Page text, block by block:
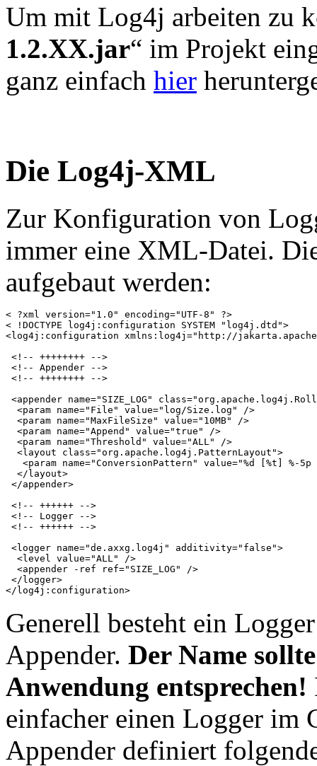
Um mit Log4j arbeiten zu
1.2.XX.jar“ im Projekt
ganz einfach hier
Die Log4j-XML
Zur Konfiguration von
immer eine XML-Datei.
aufgebaut werden:
< ?xml version="1.0" encoding="UTF-8" ?>
< !DOCTYPE log4j:configuration SYSTEM "log4j.dtd">
<log4j:configuration xmlns:log4j="http://
<!-- ++++++++ -->
<!-- Appender -->
<!-- ++++++++ -->
<appender name="SIZE_LOG"
  <param name="File" value="log/Size.log" />
  <param name="MaxFileSize" value="10MB" />
  <param name="Append" value="true" />
  <param name="Threshold" value="ALL" />
  <layout class="org.apache.log4j.PatternLayout">
<param name="ConversionPattern" value="%d [%t] %-5p
  </layout>
</appender>
<!-- ++++++ -->
<!-- Logger -->
<!-- ++++++ -->
<logger name="de.axxg.log4j" additivity="false">
  <level value="ALL" />
  <appender -ref ref="SIZE_LOG" />
</logger>
Generell besteht ein
Appender. Der Name
Anwendung entsprechen!
einfacher einen Logger im
Appender definiert